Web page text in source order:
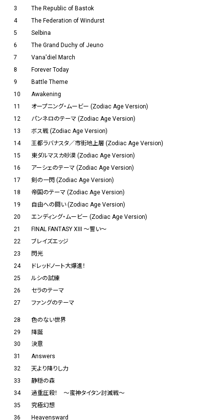
3
The Republic of Bastok
4
The Federation of Windurst
5
Selbina
6
The Grand Duchy of Jeuno
7
Vana'diel March
8
Forever Today
9
Battle Theme
10
Awakening
11
オープニング・ムービー (Zodiac Age Version)
12
パンネロのテーマ (Zodiac Age Version)
13
ボス戦 (Zodiac Age Version)
14
王都ラバナスタ／市街地上層 (Zodiac Age Version)
15
東ダルマスカ砂漠 (Zodiac Age Version)
16
アーシェのテーマ (Zodiac Age Version)
17
剣の一閃 (Zodiac Age Version)
18
帝国のテーマ (Zodiac Age Version)
19
自由への闘い (Zodiac Age Version)
20
エンディング・ムービー (Zodiac Age Version)
21
FINAL FANTASY XIII ～誓い～
22
ブレイズエッジ
23
閃光
24
ドレッドノート大爆進！
25
ルシの試練
26
セラのテーマ
27
ファングのテーマ
28
色のない世界
29
降誕
30
決意
31
Answers
32
天より降りし力
33
静穏の森
34
過重圧殺！ ～蛮神タイタン討滅戦～
35
究極幻想
36
Heavensward